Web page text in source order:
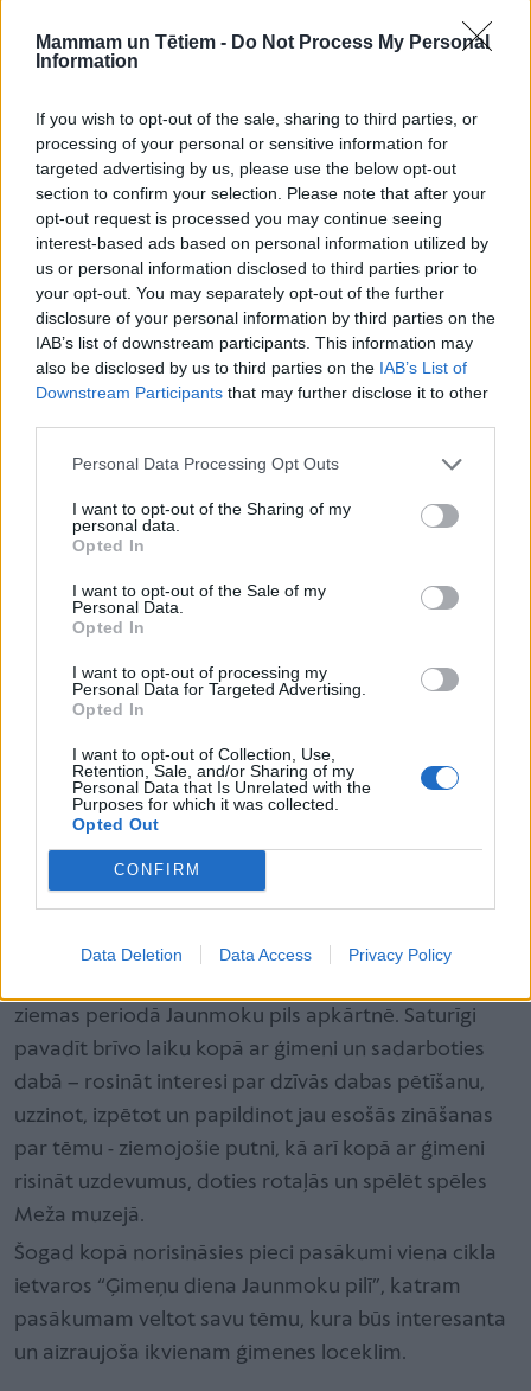
Mammam un Tētiem - Do Not Process My Personal
Information
If you wish to opt-out of the sale, sharing to third parties, or
processing of your personal or sensitive information for
targeted advertising by us, please use the below opt-out
section to confirm your selection. Please note that after your
opt-out request is processed you may continue seeing
interest-based ads based on personal information utilized by
us or personal information disclosed to third parties prior to
your opt-out. You may separately opt-out of the further
disclosure of your personal information by third parties on the
IAB’s list of downstream participants. This information may
also be disclosed by us to third parties on the IAB’s List of
Downstream Participants that may further disclose it to other
Personal Data Processing Opt Outs
I want to opt-out of the Sharing of my
personal data.
Opted In
I want to opt-out of the Sale of my
Personal Data.
Opted In
I want to opt-out of processing my
Personal Data for Targeted Advertising.
Opted In
I want to opt-out of Collection, Use,
Retention, Sale, and/or Sharing of my
Personal Data that Is Unrelated with the
Purposes for which it was collected.
Opted Out
CONFIRM
Data Deletion Data Access Privacy Policy
ekspertu, pētnieku Ritvaru Rekmani un pils muzeja
darbiniecēm apmeklētāji ir aicināti doties izzinošā
atpazīti putni un apskatītas putnu barotavas.
Pēc pastaigas Meža muzejā būs dažādas aktivitātes,
spēles un uzdevumi par putniem visai ģimenei par
putniem. Noslēgumā – sasildošas tējas degustācija,
kuras laikā varēs nogaršot dažādu veidu tējas, kas
vāktas pils dārzā un tās teritorijā. Dalība pasākumā –
muzeja ieejas biļete.
Ģimeņu dienas pasākuma mērķis - kopā ar dabas
ziemas periodā Jaunmoku pils apkārtnē. Saturīgi
pavadīt brīvo laiku kopā ar ģimeni un sadarboties
dabā – rosināt interesi par dzīvās dabas pētīšanu,
uzzinot, izpētot un papildinot jau esošās zināšanas
par tēmu - ziemojošie putni, kā arī kopā ar ģimeni
risināt uzdevumus, doties rotaļās un spēlēt spēles
Meža muzejā.
Šogad kopā norisināsies pieci pasākumi viena cikla
ietvaros “Ģimeņu diena Jaunmoku pilī”, katram
pasākumam veltot savu tēmu, kura būs interesanta
un aizraujoša ikvienam ģimenes loceklim.